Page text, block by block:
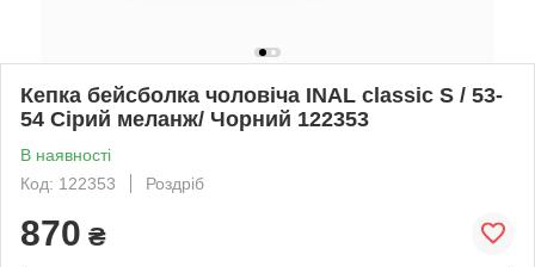
Кепка бейсболка чоловіча INAL сlassic S / 53-
54 Сірий меланж/ Чорний 122353
В наявності
Код: 122353
Роздріб
870 ₴